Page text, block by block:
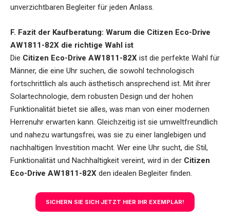
unverzichtbaren Begleiter für jeden Anlass.
F. Fazit der Kaufberatung: Warum die Citizen Eco-Drive
AW1811-82X die richtige Wahl ist
Die Citizen Eco-Drive AW1811-82X ist die perfekte Wahl für
Männer, die eine Uhr suchen, die sowohl technologisch
fortschrittlich als auch ästhetisch ansprechend ist. Mit ihrer
Solartechnologie, dem robusten Design und der hohen
Funktionalität bietet sie alles, was man von einer modernen
Herrenuhr erwarten kann. Gleichzeitig ist sie umweltfreundlich
und nahezu wartungsfrei, was sie zu einer langlebigen und
nachhaltigen Investition macht. Wer eine Uhr sucht, die Stil,
Funktionalität und Nachhaltigkeit vereint, wird in der Citizen
Eco-Drive AW1811-82X den idealen Begleiter finden.
SICHERN SIE SICH JETZT HIER IHR EXEMPLAR!